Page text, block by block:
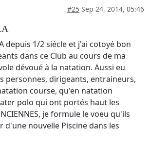
#25 Sep 24, 2014, 05:46
depuis 1/2 siécle et j'ai cotoyé bon
dans ce Club au cours de ma
dévoué à la natation. Aussi eu
personnes, dirigeants, entraineurs,
course, qu'en natation
polo qui ont portés haut les
je formule le voeu qu'ils
d'une nouvelle Piscine dans les